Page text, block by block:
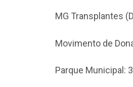
MG Transplantes
Movimento de
Parque Municipal: